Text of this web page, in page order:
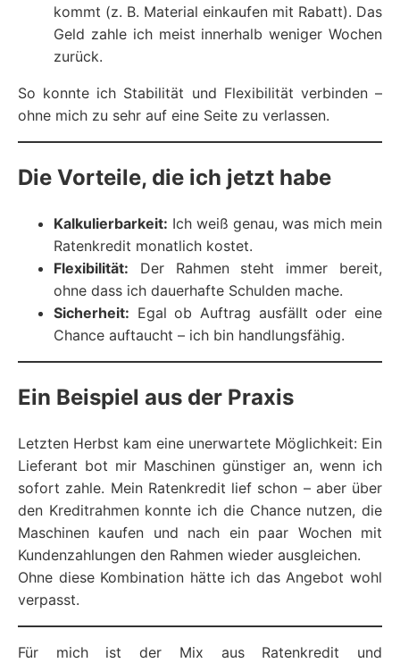
kommt (z. B. Material einkaufen mit Rabatt). Das
Geld zahle ich meist innerhalb weniger Wochen
zurück.
So konnte ich Stabilität und Flexibilität verbinden –
ohne mich zu sehr auf eine Seite zu verlassen.
Die Vorteile, die ich jetzt habe
Kalkulierbarkeit: Ich weiß genau, was mich mein
Ratenkredit monatlich kostet.
Flexibilität: Der Rahmen steht immer bereit,
ohne dass ich dauerhafte Schulden mache.
Sicherheit: Egal ob Auftrag ausfällt oder eine
Chance auftaucht – ich bin handlungsfähig.
Ein Beispiel aus der Praxis
Letzten Herbst kam eine unerwartete Möglichkeit: Ein
Lieferant bot mir Maschinen günstiger an, wenn ich
sofort zahle. Mein Ratenkredit lief schon – aber über
den Kreditrahmen konnte ich die Chance nutzen, die
Maschinen kaufen und nach ein paar Wochen mit
Kundenzahlungen den Rahmen wieder ausgleichen.
Ohne diese Kombination hätte ich das Angebot wohl
verpasst.
Für mich ist der Mix aus Ratenkredit und